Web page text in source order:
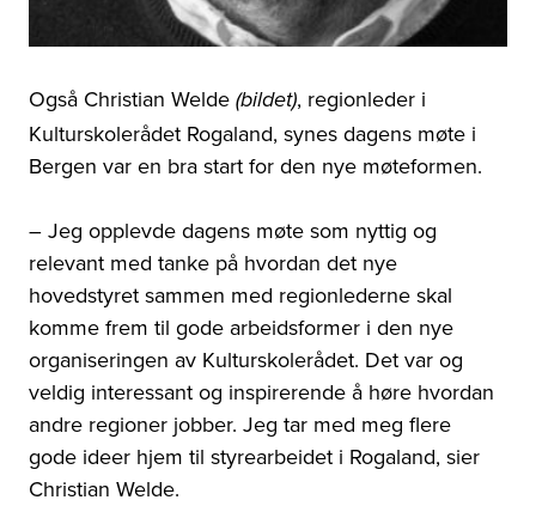
Også Christian Welde (bildet), regionleder i
Kulturskolerådet Rogaland, synes dagens møte i
Bergen var en bra start for den nye møteformen.
– Jeg opplevde dagens møte som nyttig og
relevant med tanke på hvordan det nye
hovedstyret sammen med regionlederne skal
komme frem til gode arbeidsformer i den nye
organiseringen av Kulturskolerådet. Det var og
veldig interessant og inspirerende å høre hvordan
andre regioner jobber. Jeg tar med meg flere
gode ideer hjem til styrearbeidet i Rogaland, sier
Christian Welde.